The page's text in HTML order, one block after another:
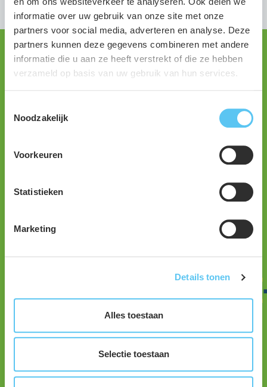
informatie over uw gebruik van onze site met onze
partners voor social media, adverteren en analyse. Deze
partners kunnen deze gegevens combineren met andere
informatie die u aan ze heeft verstrekt of die ze hebben
verzameld op basis van uw gebruik van hun services.
Noodzakelijk
Voorkeuren
Statistieken
Marketing
Details tonen
Alles toestaan
Selectie toestaan
Contactgegevens
Aveco de Bondt - Holten (Hoofdkantoor)
Burgemeester van der Borchstraat 2
7451 CH Holten
Tel:+31 88 0048 212
Biodiversiteit
Watertransitie
Vernieuwingsopgave